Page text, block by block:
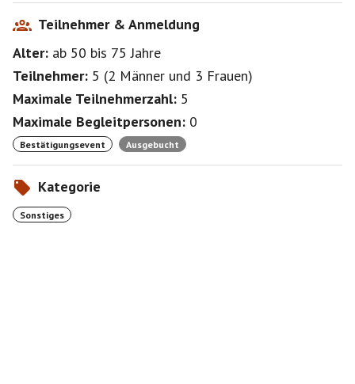
Teilnehmer & Anmeldung
Alter: ab 50 bis 75Jahre
Teilnehmer: 5 (2 Männer und 3 Frauen)
Maximale Teilnehmerzahl: 5
Maximale Begleitpersonen: 0
Bestätigungsevent Ausgebucht
Kategorie
Sonstiges